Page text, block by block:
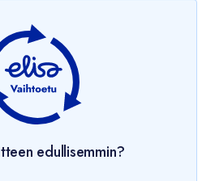
edullisemmin?